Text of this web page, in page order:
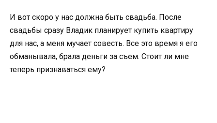
И вот скоро у нас должна быть свадьба. После
свадьбы сразу Владик планирует купить квартиру
для нас, а меня мучает совесть. Все это время я его
обманывала, брала деньги за съем. Стоит ли мне
теперь признаваться ему?